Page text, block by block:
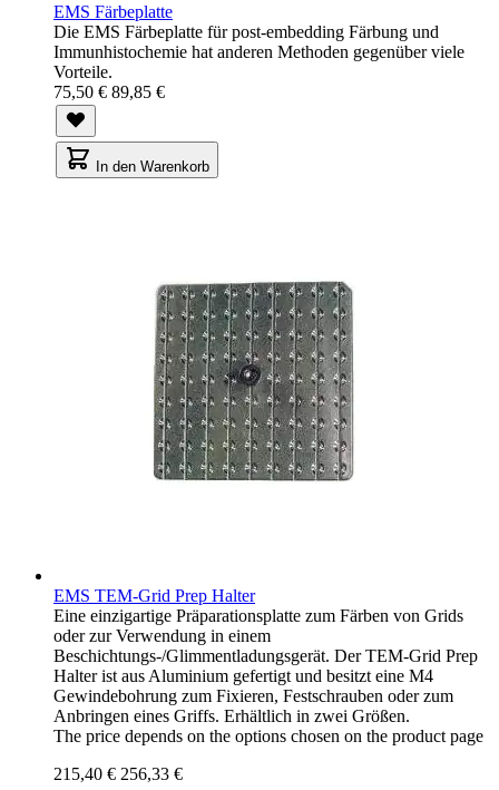
EMS Färbeplatte
Die EMS Färbeplatte für post-embedding Färbung und
Immunhistochemie hat anderen Methoden gegenüber viele
Vorteile.
75,50 € 89,85 €
In den Warenkorb
EMS TEM-Grid Prep Halter
Eine einzigartige Präparationsplatte zum Färben von Grids
oder zur Verwendung in einem
Beschichtungs-/Glimmentladungsgerät. Der TEM-Grid Prep
Halter ist aus Aluminium gefertigt und besitzt eine M4
Gewindebohrung zum Fixieren, Festschrauben oder zum
Anbringen eines Griffs. Erhältlich in zwei Größen.
The price depends on the options chosen on the product page
215,40 € 256,33 €